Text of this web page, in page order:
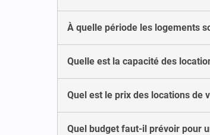
À quelle période les logements
Quelle est la capacité des
Quel est le prix des locations de
Quel budget faut-il prévoir pour